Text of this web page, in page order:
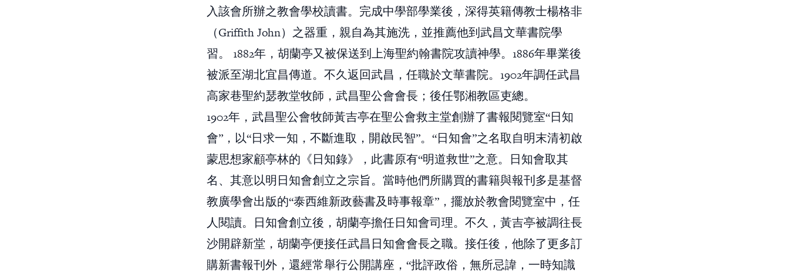
入該會所辦之教會學校讀書。完成中學部學業後，深得英籍傳教士楊格非
（Griffith John）之器重，親自為其施洗，並推薦他到武昌文華書院學
習。 1882年，胡蘭亭又被保送到上海聖約翰書院攻讀神學。1886年畢業後
被派至湖北宜昌傳道。不久返回武昌，任職於文華書院。1902年調任武昌
高家巷聖約瑟教堂牧師，武昌聖公會會長；後任鄂湘教區吏總。
1902年，武昌聖公會牧師黃吉亭在聖公會救主堂創辦了書報閱覽室“日知
會”，以“日求一知，不斷進取，開啟民智”。“日知會”之名取自明末清初啟
蒙思想家顧亭林的《日知錄》，此書原有“明道救世”之意。日知會取其
名、其意以明日知會創立之宗旨。當時他們所購買的書籍與報刊多是基督
教廣學會出版的“泰西維新政藝書及時事報章”，擺放於教會閱覽室中，任
人閱讀。日知會創立後，胡蘭亭擔任日知會司理。不久，黃吉亭被調往長
沙開辟新堂，胡蘭亭便接任武昌日知會會長之職。接任後，他除了更多訂
購新書報刊外，還經常舉行公開講座，“批評政俗，無所忌諱，一時知識